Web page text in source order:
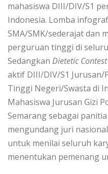
mahasiswa DIII/DIV/S1
Indonesia. Lomba
SMA/SMK/sederajat dan
perguruan tinggi di
Sedangkan Dietetic Contest
aktif DIII/DIV/S1
Tinggi Negeri/Swasta di
Mahasiswa Jurusan Gizi
Semarang sebagai
mengundang juri
untuk menilai seluruh
menentukan pemenang